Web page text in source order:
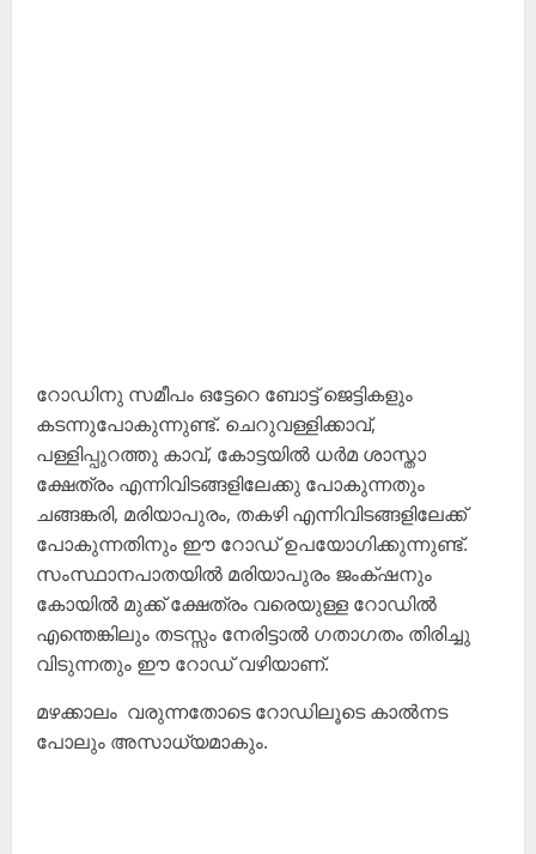
റോഡിനു സമീപം ഒട്ടേറെ ബോട്ട് ജെട്ടികളും
കടന്നുപോകുന്നുണ്ട്. ചെറുവള്ളിക്കാവ്,
പള്ളിപ്പുറത്തു കാവ്, കോട്ടയിൽ ധർമ ശാസ്താ
ക്ഷേത്രം എന്നിവിടങ്ങളിലേക്കു പോകുന്നതും
ചങ്ങങ്കരി, മരിയാപുരം, തകഴി എന്നിവിടങ്ങളിലേക്ക്
പോകുന്നതിനും ഈ റോഡ് ഉപയോഗിക്കുന്നുണ്ട്.
സംസ്ഥാനപാതയിൽ മരിയാപുരം ജംക്‌ഷനും
കോയിൽ മുക്ക് ക്ഷേത്രം വരെയുള്ള റോഡിൽ
എന്തെങ്കിലും തടസ്സം നേരിട്ടാൽ ഗതാഗതം തിരിച്ചു
വിടുന്നതും ഈ റോഡ് വഴിയാണ്.
മഴക്കാലം വരുന്നതോടെ റോഡിലൂടെ കാൽനട
പോലും അസാധ്യമാകും.